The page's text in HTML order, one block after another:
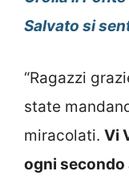
Salvato si
“Ragazzi
state
miracolati. Vi
ogni secondo